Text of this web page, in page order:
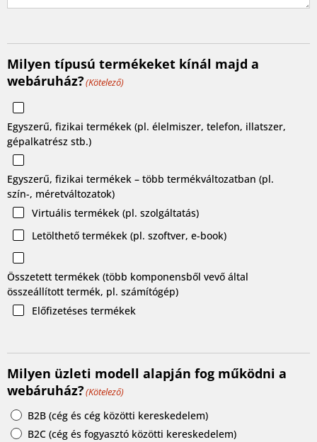
Milyen típusú termékeket kínál majd a
webáruház?(Kötelező)
Egyszerű, fizikai termékek (pl. élelmiszer, telefon, illatszer,
gépalkatrész stb.)
Egyszerű, fizikai termékek – több termékváltozatban (pl.
szín-, méretváltozatok)
Virtuális termékek (pl. szolgáltatás)
Letölthető termékek (pl. szoftver, e-book)
Összetett termékek (több komponensből vevő által
összeállított termék, pl. számítógép)
Előfizetéses termékek
Milyen üzleti modell alapján fog működni a
webáruház?(Kötelező)
B2B (cég és cég közötti kereskedelem)
B2C (cég és fogyasztó közötti kereskedelem)